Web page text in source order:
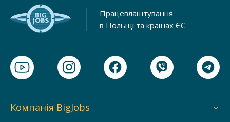
Працевлаштування
в Польщі та країнах ЄС
Компанія BigJobs